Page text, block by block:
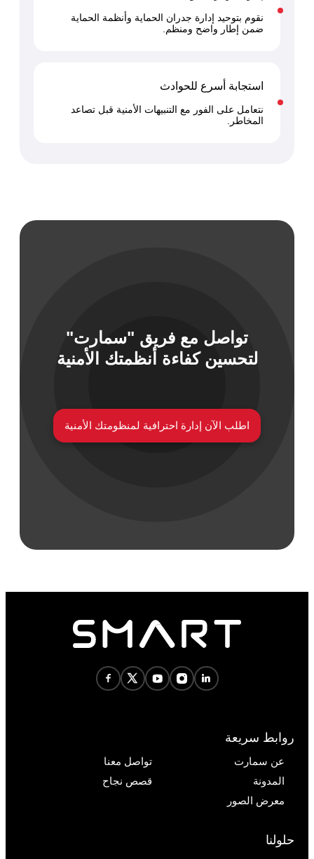
نقوم بتوحيد إدارة جدران الحماية وأنظمة الحماية
ضمن إطار واضح ومنظم.
استجابة أسرع للحوادث
نتعامل على الفور مع التنبيهات الأمنية قبل تصاعد
المخاطر.
تواصل مع فريق "سمارت"
لتحسين كفاءة أنظمتك الأمنية
اطلب الآن إدارة احترافية لمنظومتك الأمنية
روابط سريعة
عن سمارت
تواصل معنا
المدونة
قصص نجاح
معرض الصور
حلولنا